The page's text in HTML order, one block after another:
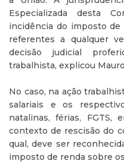
Especializada desta
incidência do imposto
referentes a qualquer
decisão judicial
trabalhista, explicou
No caso, na ação
salariais e os
natalinas, férias, FGTS,
contexto de rescisão do
qual, deve ser
imposto de renda sobre